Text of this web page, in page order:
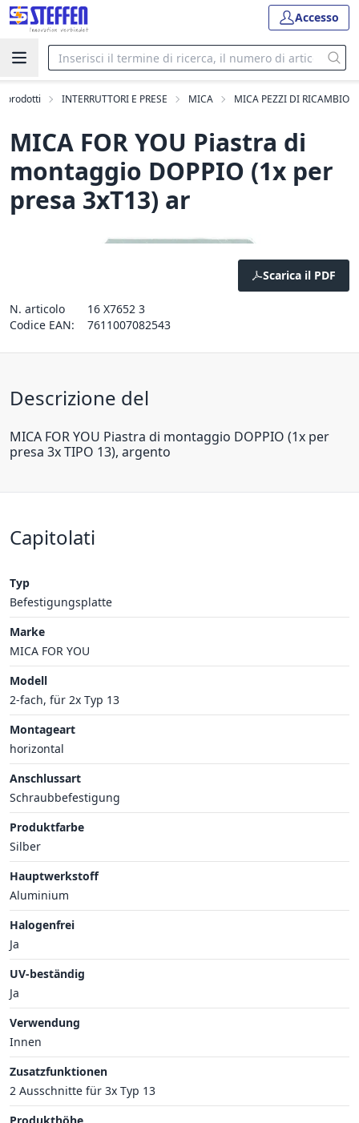
Accesso
prodotti INTERRUTTORI E PRESE MICA MICA PEZZI DI RICAMBIO
MICA FOR YOU Piastra di
montaggio DOPPIO (1x per
presa 3xT13) ar
Scarica il PDF
N. articolo
16 X7652 3
Codice EAN:
7611007082543
Descrizione del
MICA FOR YOU Piastra di montaggio DOPPIO (1x per
presa 3x TIPO 13), argento
Capitolati
Typ
Befestigungsplatte
Marke
MICA FOR YOU
Modell
2-fach, für 2x Typ 13
Montageart
horizontal
Anschlussart
Schraubbefestigung
Produktfarbe
Silber
Hauptwerkstoff
Aluminium
Halogenfrei
Ja
UV-beständig
Ja
Verwendung
Innen
Zusatzfunktionen
2 Ausschnitte für 3x Typ 13